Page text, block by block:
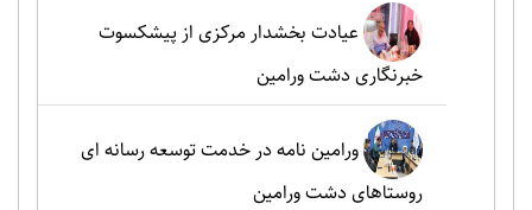
عیادت بخشدار مرکزی از پیشکسوت
خبرنگاری دشت ورامین
ورامین نامه در خدمت توسعه رسانه ای
روستاهای دشت ورامین